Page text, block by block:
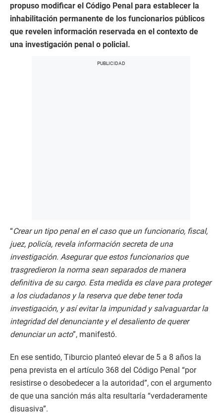
propuso modificar el Código Penal para establecer la
inhabilitación permanente de los funcionarios públicos
que revelen información reservada en el contexto de
una investigación penal o policial.
“Crear un tipo penal en el caso que un funcionario, fiscal,
juez, policía, revela información secreta de una
investigación. Asegurar que estos funcionarios que
trasgredieron la norma sean separados de manera
definitiva de su cargo. Esta medida es clave para proteger
a los ciudadanos y la reserva que debe tener toda
investigación, y así evitar la impunidad y salvaguardar la
integridad del denunciante y el desaliento de querer
denunciar un acto”, manifestó.
En ese sentido, Tiburcio planteó elevar de 5 a 8 años la
pena prevista en el artículo 368 del Código Penal “por
resistirse o desobedecer a la autoridad”, con el argumento
de que una sanción más alta resultaría “verdaderamente
disuasiva”.